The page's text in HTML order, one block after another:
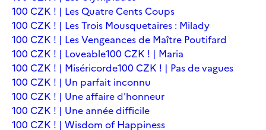
100 CZK ! | Les Quatre Cents Coups
100 CZK ! | Les Trois Mousquetaires : Milady
100 CZK ! | Les Vengeances de Maître Poutifard
100 CZK ! | Loveable100 CZK ! | Maria
100 CZK ! | Miséricorde100 CZK ! | Pas de vagues
100 CZK ! | Un parfait inconnu
100 CZK ! | Une affaire d'honneur
100 CZK ! | Une année difficile
100 CZK ! | Wisdom of Happiness